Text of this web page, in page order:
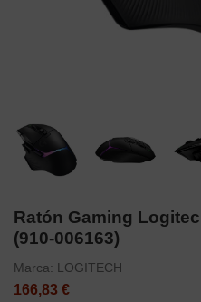
Ratón Gaming
(910-006163)
Marca: LOGITECH
166,83 €